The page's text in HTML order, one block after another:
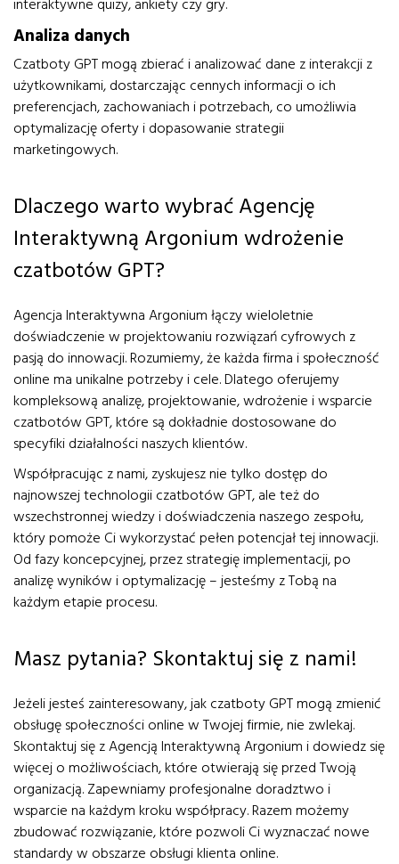
interaktywne quizy, ankiety czy gry.
Analiza danych
Czatboty GPT mogą zbierać i analizować dane z interakcji z
użytkownikami, dostarczając cennych informacji o ich
preferencjach, zachowaniach i potrzebach, co umożliwia
optymalizację oferty i dopasowanie strategii
marketingowych.
Dlaczego warto wybrać Agencję
Interaktywną Argonium wdrożenie
czatbotów GPT?
Agencja Interaktywna Argonium łączy wieloletnie
doświadczenie w projektowaniu rozwiązań cyfrowych z
pasją do innowacji. Rozumiemy, że każda firma i społeczność
online ma unikalne potrzeby i cele. Dlatego oferujemy
kompleksową analizę, projektowanie, wdrożenie i wsparcie
czatbotów GPT, które są dokładnie dostosowane do
specyfiki działalności naszych klientów.
Współpracując z nami, zyskujesz nie tylko dostęp do
najnowszej technologii czatbotów GPT, ale też do
wszechstronnej wiedzy i doświadczenia naszego zespołu,
który pomoże Ci wykorzystać pełen potencjał tej innowacji.
Od fazy koncepcyjnej, przez strategię implementacji, po
analizę wyników i optymalizację – jesteśmy z Tobą na
każdym etapie procesu.
Masz pytania? Skontaktuj się z nami!
Jeżeli jesteś zainteresowany, jak czatboty GPT mogą zmienić
obsługę społeczności online w Twojej firmie, nie zwlekaj.
Skontaktuj się z Agencją Interaktywną Argonium i dowiedz się
więcej o możliwościach, które otwierają się przed Twoją
organizacją. Zapewniamy profesjonalne doradztwo i
wsparcie na każdym kroku współpracy. Razem możemy
zbudować rozwiązanie, które pozwoli Ci wyznaczać nowe
standardy w obszarze obsługi klienta online.